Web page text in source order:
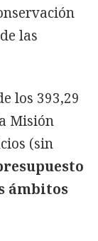
las
los 393,29
Misión
(sin
ámbitos